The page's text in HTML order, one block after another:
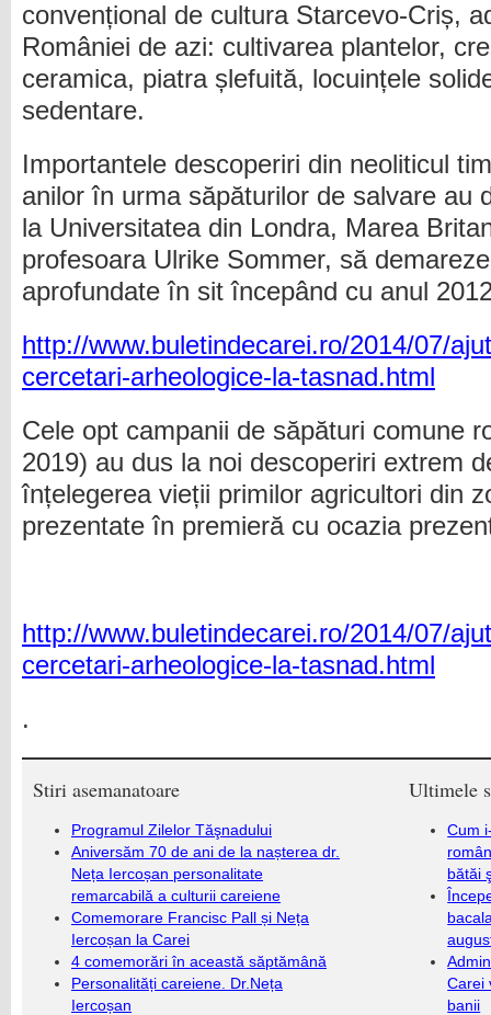
convențional de cultura Starcevo-Criș,
României de azi: cultivarea plantelor,
ceramica, piatra șlefuită, locuințele
sedentare.
Importantele descoperiri din neoliticul
anilor în urma săpăturilor de salvare au
la Universitatea din Londra, Marea
profesoara Ulrike Sommer, să
aprofundate în sit începând cu anul
http://www.buletindecarei.ro/2014/07/
cercetari-arheologice-la-tasnad.html
Cele opt campanii de săpături comune
2019) au dus la noi descoperiri extrem
înțelegerea vieții primilor agricultori din
prezentate în premieră cu ocazia
http://www.buletindecarei.ro/2014/07/
cercetari-arheologice-la-tasnad.html
.
Stiri asemanatoare
Programul Zilelor Tăşnadului
Aniversăm 70 de ani de la nașterea dr.
Neța Iercoșan personalitate
remarcabilă a culturii careiene
Comemorare Francisc Pall și Neța
Iercoșan la Carei
4 comemorări în această săptămână
Personalități careiene. Dr.Neța
Iercoșan
Ultimele
Cum
bătăi
Carei
banii